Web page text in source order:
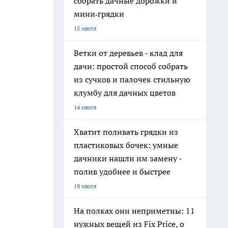
мини‑грядки
15 июля
Ветки от деревьев - клад для
дачи: простой способ собрать
из сучков и палочек стильную
клумбу для дачных цветов
14 июля
Хватит поливать грядки из
пластиковых бочек: умные
дачники нашли им замену -
полив удобнее и быстрее
19 июля
На полках они неприметны: 11
нужных вещей из Fix Price, о